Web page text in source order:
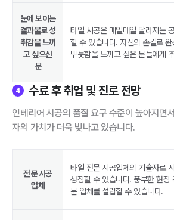
눈에 보이는
결과물로 성
취감을 느끼
고 싶으신
분
타일 시공은 매일매일 달라지는
할 수 있습니다. 자신의 손길로
뿌듯함을 느끼고 싶은 분들에게
4 수료 후 취업 및 진로 전망
인테리어 시공의 품질 요구 수준이 높아지면
자의 가치가 더욱 빛나고 있습니다.
전문 시공
업체
타일 전문 시공업체의 기술자로
성장할 수 있습니다. 풍부한 현장
문 업체를 설립할 수 있습니다.